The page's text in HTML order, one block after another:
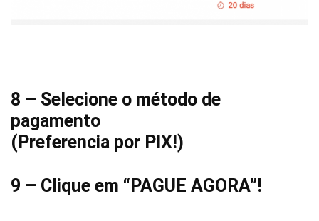
8 – Selecione o método de
pagamento
(Preferencia por PIX!)
9 – Clique em “PAGUE AGORA”!